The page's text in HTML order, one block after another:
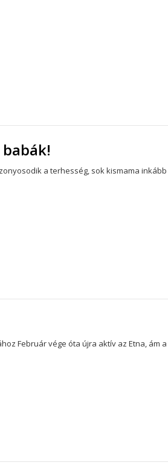
a terhesség, sok kismama
Február vége óta újra aktív az Etna, ám